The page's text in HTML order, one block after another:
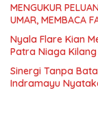
MENGUKUR
UMAR, MEMBACA
Nyala Flare Kian
Patra Niaga
Sinergi Tanpa
Indramayu